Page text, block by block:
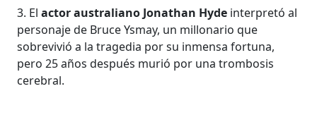
3. Elactor australiano Jonathan Hyde interpretó al
personaje de Bruce Ysmay, un millonario que
sobrevivió a la tragedia por su inmensa fortuna,
pero 25 años después murió por una trombosis
cerebral.